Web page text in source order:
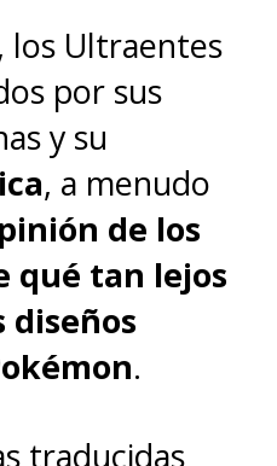
los Ultraentes
por sus
y su
, a menudo
de los
qué tan lejos
diseños
.
traducidas